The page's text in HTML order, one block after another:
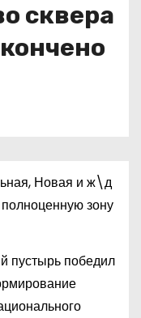
сквера
Новая и ж\д
зону
пустырь победил